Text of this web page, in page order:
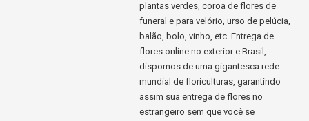
plantas verdes, coroa de flores de
funeral e para velório, urso de pelúcia,
balão, bolo, vinho, etc. Entrega de
flores online no exterior e Brasil,
dispomos de uma gigantesca rede
mundial de floriculturas, garantindo
assim sua entrega de flores no
estrangeiro sem que você se